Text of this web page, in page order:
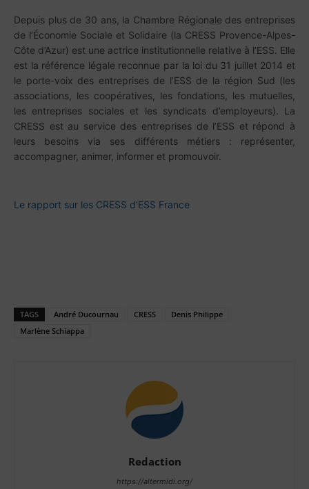
Depuis plus de 30 ans, la Chambre Régionale des entreprises
de l’Économie Sociale et Solidaire (la CRESS Provence-Alpes-
Côte d’Azur) est une actrice institutionnelle relative à l’ESS. Elle
est la référence légale reconnue par la loi du 31 juillet 2014 et
le porte-voix des entreprises de l’ESS de la région Sud (les
associations, les coopératives, les fondations, les mutuelles,
les entreprises sociales et les syndicats d’employeurs). La
CRESS est au service des entreprises de l’ESS et répond à
leurs besoins via ses différents métiers : représenter,
accompagner, animer, informer et promouvoir.
Le rapport sur les CRESS d’ESS France
TAGS André Ducournau CRESS
Denis Philippe
Marlène Schiappa
Redaction
https://altermidi.org/